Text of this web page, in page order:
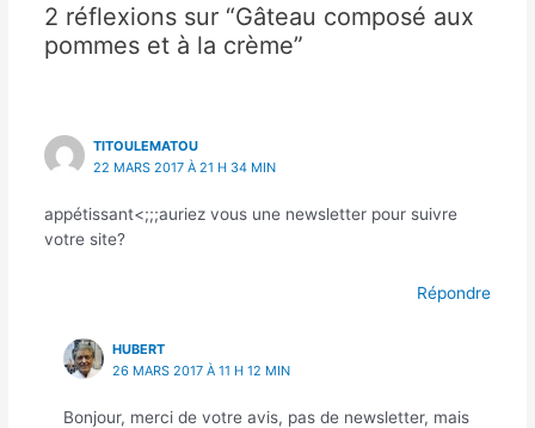
2 réflexions sur “Gâteau composé aux
pommes et à la crème”
TITOULEMATOU
22 MARS 2017 À 21 H 34 MIN
appétissant<;;;auriez vous une newsletter pour suivre
votre site?
Répondre
HUBERT
26 MARS 2017 À 11 H 12 MIN
Bonjour, merci de votre avis, pas de newsletter, mais